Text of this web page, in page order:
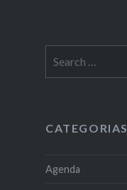
for:
CATEGORIAS
Agenda